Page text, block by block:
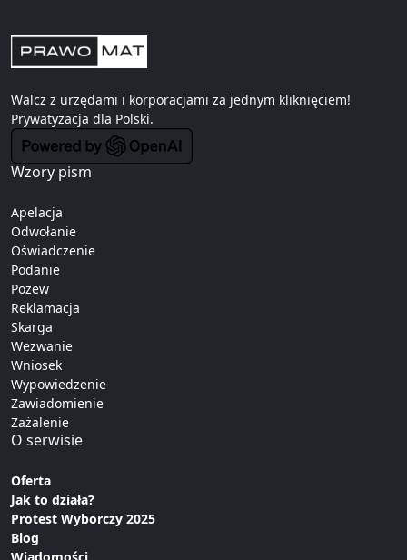
Walcz z urzędami i korporacjami za jednym kliknięciem!
Prywatyzacja dla Polski.
Wzory pism
Apelacja
Odwołanie
Oświadczenie
Podanie
Pozew
Reklamacja
Skarga
Wezwanie
Wniosek
Wypowiedzenie
Zawiadomienie
Zażalenie
O serwisie
Oferta
Jak to działa?
Protest Wyborczy 2025
Blog